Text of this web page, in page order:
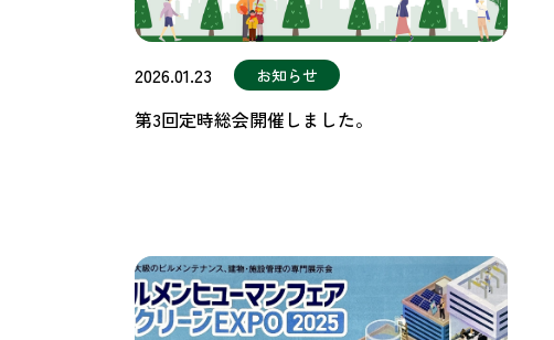
2026.01.23 お知らせ
第3回定時総会開催しました。